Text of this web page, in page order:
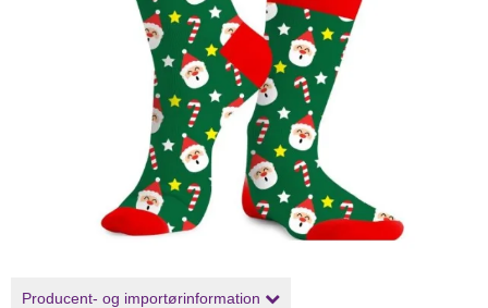
Producent- og importørinformation